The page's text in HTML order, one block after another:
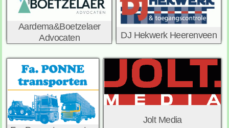
Aardema&Boetzelaer
Advocaten
DJ Hekwerk Heerenveen
Jolt Media